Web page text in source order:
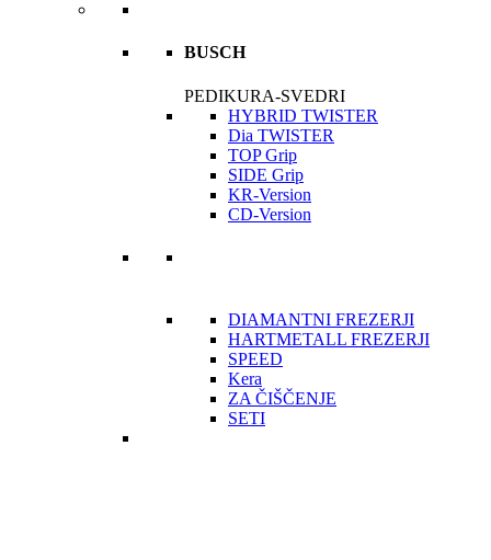
BUSCH
PEDIKURA-SVEDRI
HYBRID TWISTER
Dia TWISTER
TOP Grip
SIDE Grip
KR-Version
CD-Version
DIAMANTNI FREZERJI
HARTMETALL FREZERJI
SPEED
Kera
ZA ČIŠČENJE
SETI